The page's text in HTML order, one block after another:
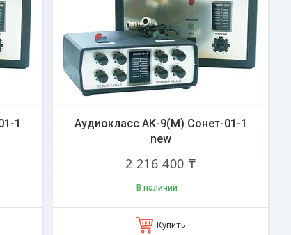
1
Аудиокласс АК-9(М) Сонет-01-1
new
2 216 400 ₸
В наличии
Купить